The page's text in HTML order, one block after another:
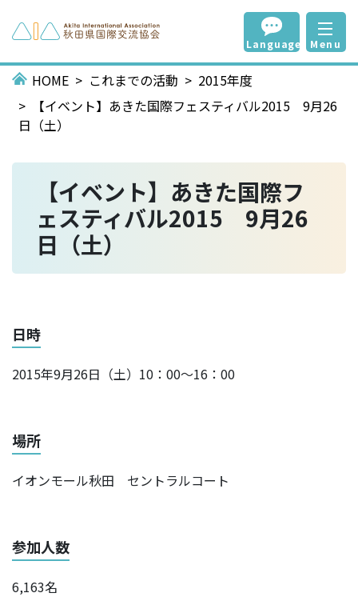
Language Menu
HOME これまでの活動
2015年度
【イベント】あきた国際フェスティバル2015 9月26
日（土）
【イベント】あきた国際フ
ェスティバル2015 9月26
日（土）
日時
2015年9月26日（土）10：00～16：00
場所
イオンモール秋田 セントラルコート
参加人数
6,163名